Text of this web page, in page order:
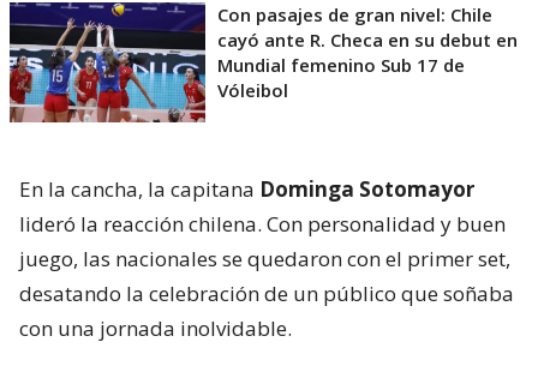
Con pasajes de gran nivel: Chile
cayó ante R. Checa en su debut en
Mundial femenino Sub 17 de
Vóleibol
En la cancha, la capitana Dominga Sotomayor
lideró la reacción chilena. Con personalidad y buen
juego, las nacionales se quedaron con el primer set,
desatando la celebración de un público que soñaba
con una jornada inolvidable.